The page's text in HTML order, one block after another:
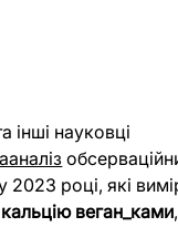
інші науковці
2023 році, які
веган_ками,